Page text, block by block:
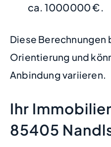
ca. 1000000 €.
Diese
Orientierung und
Anbindung variieren.
Ihr
85405